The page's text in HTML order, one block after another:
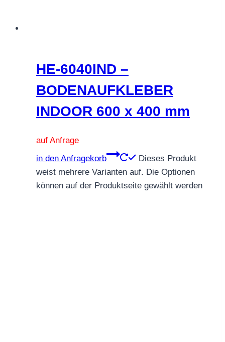
HE-6040IND –
BODENAUFKLEBER
INDOOR 600 x 400 mm
auf Anfrage
in den Anfragekorb
Dieses Produkt
weist mehrere Varianten auf. Die Optionen
können auf der Produktseite gewählt werden